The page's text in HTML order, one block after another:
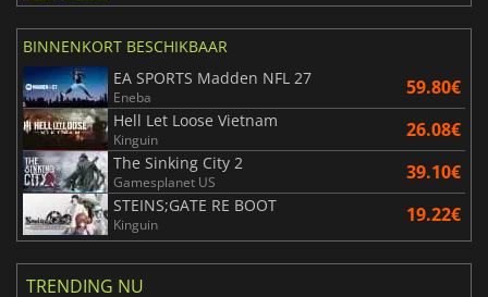
BINNENKORT BESCHIKBAAR
EA SPORTS Madden NFL 27
Eneba 59.80€
Hell Let Loose Vietnam
Kinguin 26.08€
The Sinking City 2
Gamesplanet US 39.10€
STEINS;GATE RE BOOT
Kinguin 19.22€
TRENDING NU